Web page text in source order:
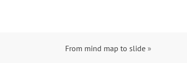
From mind map to slide »